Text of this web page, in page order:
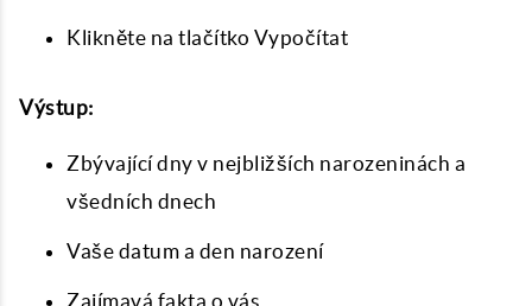
Klikněte na tlačítko Vypočítat
Výstup:
Zbývající dny v nejbližších narozeninách a
všedních dnech
Vaše datum a den narození
Zajímavá fakta o vás